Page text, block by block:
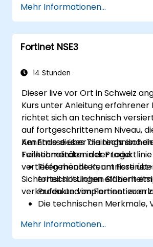
bestimmten Arten von
Cyberbedrohungen und
schützen.
Dieses Integration- und
Lösungen für eine
Mehr Informationen...
Fortinet NSE3
14 Stunden
Dieser live vor Ort in Schweiz
Kurs unter Anleitung erfahrener
richtet sich an technisch
auf fortgeschrittenem Niveau,
Kenntnisse über die
Funktionalitäten der
vertiefen möchten, um Fortinet-
Sicherheitslösungen effizient
verkaufen und implementieren
Am Ende dieses Trainings sind
Teilnehmenden in der Lage:
Tiefgehende Kenntnisse
fortschrittlichen
Produkte von Fortinet zu
Die technischen Merkmale,
Fortinet zu verstehen.
Fortinet-Lösungen in
Mehr Informationen...